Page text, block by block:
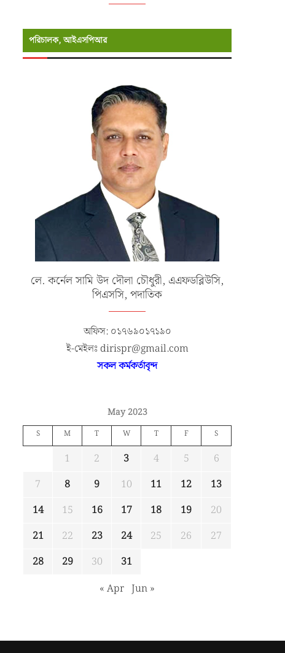
পরিচালক, আইএসপিআর
লে. কর্নেল সামি উদ দৌলা চৌধুরী, এএফডব্লিউসি,
পিএসসি, পদাতিক
অফিস: ০১৭৬৯০১৭১৯০
ই-মেইলঃ dirispr@gmail.com
সকল কর্মকর্তাবৃন্দ
May 2023
S M T W T F S
1 2 3 4 5
6
7
8 9 10 11 12
13
14
15 16 17 18 19
20
21
22 23 24 25 26
27
28
29 30
31
« Apr Jun »